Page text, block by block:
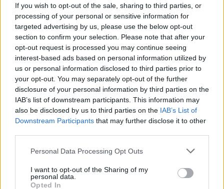
If you wish to opt-out of the sale, sharing to third parties, or
processing of your personal or sensitive information for
targeted advertising by us, please use the below opt-out
section to confirm your selection. Please note that after your
opt-out request is processed you may continue seeing
interest-based ads based on personal information utilized by
us or personal information disclosed to third parties prior to
your opt-out. You may separately opt-out of the further
disclosure of your personal information by third parties on the
IAB’s list of downstream participants. This information may
also be disclosed by us to third parties on the IAB’s List of
Downstream Participants that may further disclose it to other
Personal Data Processing Opt Outs
I want to opt-out of the Sharing of my
personal data.
Opted In
Mora: Revestimento e pavimento estão a ser renovados no
Centro Cultural de Cabeção
O Centro Cultural de Cabeção, no concelho de Mora, está a ser
alvo de...
8 Agosto, 2026 - 15:00